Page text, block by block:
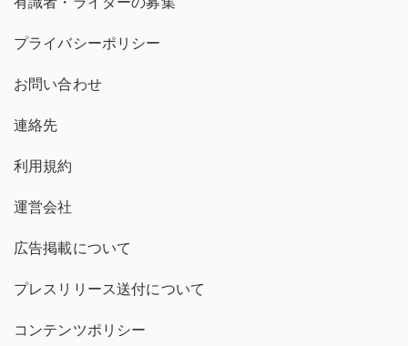
プライバシーポリシー
お問い合わせ
連絡先
利用規約
運営会社
広告掲載について
プレスリリース送付について
コンテンツポリシー